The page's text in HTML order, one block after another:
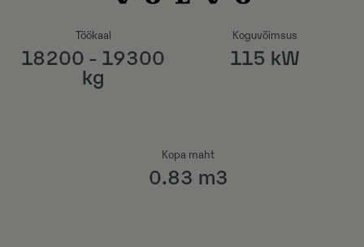
Töökaal
18200 - 19300
kg
Koguvõimsus
115 kW
Kopa maht
0.83 m3